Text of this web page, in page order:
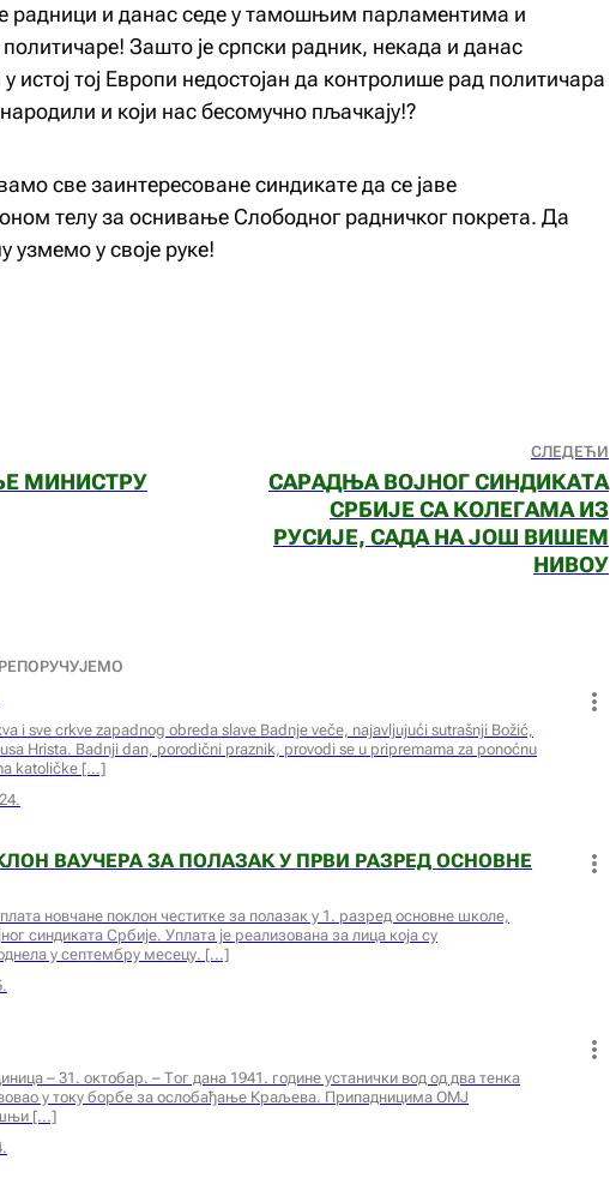
радници и данас седе у тамошњим парламентима и
Зашто је српски радник, некада и данас
у истој тој Европи недостојан да контролише рад политичара
и који нас бесомучно пљачкају!?
све заинтересоване синдикате да се јаве
телу за оснивање Слободног радничког покрета. Да
узмемо у своје руке!
МИНИСТРУ
СЛЕДЕЋИ
САРАДЊА ВОЈНОГ СИНДИКАТА
СРБИЈЕ СА КОЛЕГАМА ИЗ
РУСИЈЕ, САДА НА ЈОШ ВИШЕМ
НИВОУ
i sve crkve zapadnog obreda slave Badnje veče, najavljujući sutrašnji Božić,
Hrista. Badnji dan, porodični praznik, provodi se u pripremama za ponoćnu
katoličke
ВАУЧЕРА ЗА ПОЛАЗАК У ПРВИ РАЗРЕД ОСНОВНЕ
новчане поклон честитке за полазак у 1. разред основне школе,
синдиката Србије. Уплата је реализована за лица која су
у септембру месецу.
– 31. октобар. – Тог дана 1941. године устанички вод од два тенка
у току борбе за ослобађање Краљева. Припадницима ОМЈ